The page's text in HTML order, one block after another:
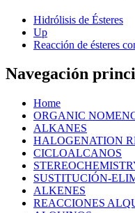
Hidrólisis de Ésteres
Up
Reacción de ésteres
Navegación
Home
ORGANIC
ALKANES
HALOGENATION
CICLOALCANOS
SUSTITUCIÓN-
ALKENES
REACCIONES